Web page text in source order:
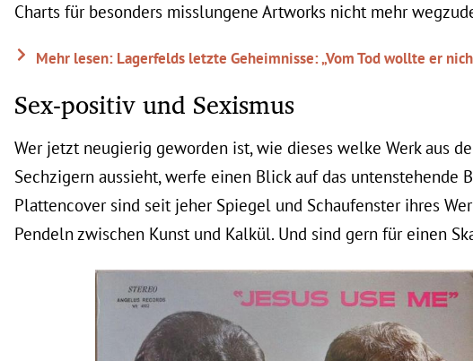
Charts für besonders misslungene Artworks nicht mehr
Mehr lesen: Lagerfelds letzte Geheimnisse: „Vom Tod wollte er
Sex-positiv und Sexismus
Wer jetzt neugierig geworden ist, wie dieses welke Werk aus
Sechzigern aussieht, werfe einen Blick auf das untenstehende
Plattencover sind seit jeher Spiegel und Schaufenster ihres
Pendeln zwischen Kunst und Kalkül. Und sind gern für einen